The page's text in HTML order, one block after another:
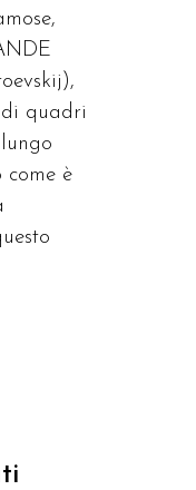
quadri
è